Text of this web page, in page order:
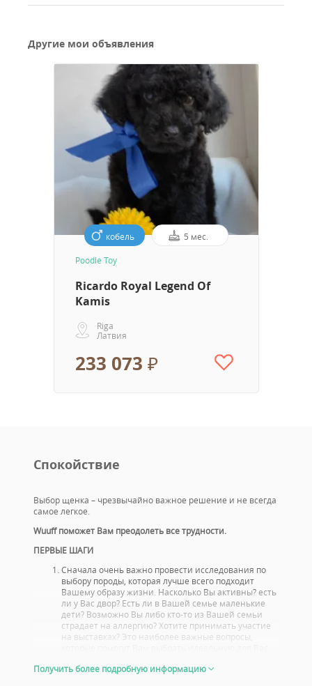
Другие мои объявления
кобель 5 мес.
Poodle Toy
Ricardo Royal Legend Of
Kamis
Riga
Латвия
233 073 ₽
Спокойствие
Выбор щенка – чрезвычайно важное решение и не всегда
самое легкое.
Wuuff поможет Вам преодолеть все трудности.
ПЕРВЫЕ ШАГИ
Сначала очень важно провести исследования по
выбору породы, которая лучше всего подходит
Вашему образу жизни. Насколько Вы активны? есть
ли у Вас двор? Есть ли в Вашей семье маленькие
дети? Возможно Вы либо кто-то из Вашей семьи
страдает на аллергию? Хотите принимать участие
на выставках? Это наиболее важные вопросы,
Вам стоит также ознакомиться с проблемами со
Получить более подробную информацию